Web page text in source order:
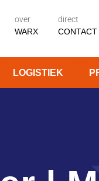
over
WARX
direct
CONTACT
LOGISTIEK